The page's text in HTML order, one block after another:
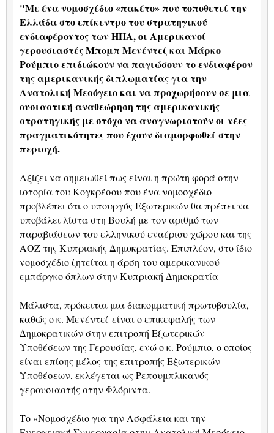
"Με ένα νομοσχέδιο «πακέτο» που τοποθετεί την
Ελλάδα στο επίκεντρο του στρατηγικού
ενδιαφέροντος των ΗΠΑ, οι Αμερικανοί
γερουσιαστές Μπομπ Μενέντεζ και Μάρκο
Ρούμπιο επιδιώκουν να παγιώσουν το ενδιαφέρον
της αμερικανικής διπλωματίας για την
Ανατολική Μεσόγειο και να προχωρήσουν σε μια
ουσιαστική αναθεώρηση της αμερικανικής
στρατηγικής με στόχο να αναγνωριστούν οι νέες
πραγματικότητες που έχουν διαμορφωθεί στην
περιοχή.
Αξίζει να σημειωθεί πως είναι η πρώτη φορά στην
ιστορία του Κογκρέσου που ένα νομοσχέδιο
προβλέπει ότι ο υπουργός Εξωτερικών θα πρέπει να
υποβάλει λίστα στη Βουλή με τον αριθμό των
παραβιάσεων του ελληνικού εναέριου χώρου και της
ΑΟΖ της Κυπριακής Δημοκρατίας. Επιπλέον, στο ίδιο
νομοσχέδιο ζητείται η άρση του αμερικανικού
εμπάργκο όπλων στην Κυπριακή Δημοκρατία
Μάλιστα, πρόκειται μια διακομματική πρωτοβουλία,
καθώς ο κ. Μενέντεζ είναι ο επικεφαλής των
Δημοκρατικών στην επιτροπή Εξωτερικών
Υποθέσεων της Γερουσίας, ενώoκ. Ρούμπιο, ο οποίος
είναι επίσης μέλος της επιτροπής Εξωτερικών
Υποθέσεων, εκλέγεται ως Ρεπουμπλικανός
γερουσιαστής στην Φλόριντα.
Το «Νομοσχέδιο για την Ασφάλεια και την